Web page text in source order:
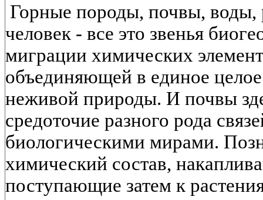
Горные породы, почвы, воды,
человек - все это звенья
миграции химических
объединяющей в единое
неживой природы. И почвы
средоточие разного рода
биологическими мирами.
химический состав,
поступающие затем к